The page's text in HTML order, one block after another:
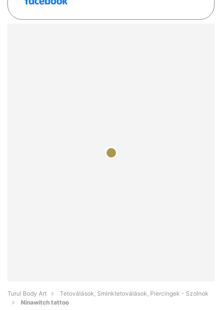
Turul Body Art
Tetoválások, Sminktetoválások, Piercingek - Szolnok
Ninawitch tattoo